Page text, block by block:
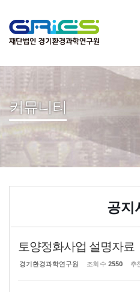
커뮤니티
공지
토양정화사업 설명자료
경기환경과학연구원 조회 수 2550 추
스케
스케